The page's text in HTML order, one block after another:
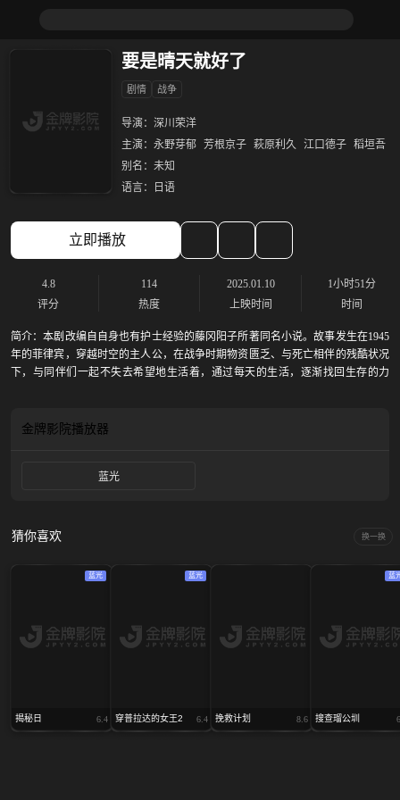
要是晴天就好了
剧情 战争
导演： 深川荣洋
主演： 永野芽郁 芳根京子 萩原利久 江口德子 稻垣吾
别名： 未知
语言：
日语
立即播放
4.8
评分
114
热度
2025.01.10
上映时间
1小时51分
时间
简介：本剧改编自自身也有护士经验的藤冈阳子所著同名小说。故事发生在1945
年的菲律宾，穿越时空的主人公，在战争时期物资匮乏、与死亡相伴的残酷状况
下，与同伴们一起不失去希望地生活着，通过每天的生活，逐渐找回生存的力
金牌影院播放器
蓝光
猜你喜欢 换一换
蓝光
揭秘日 6.4
蓝光
穿普拉达的女王2 6.4 挽救计划 8.6
蓝
搜查瑠公圳